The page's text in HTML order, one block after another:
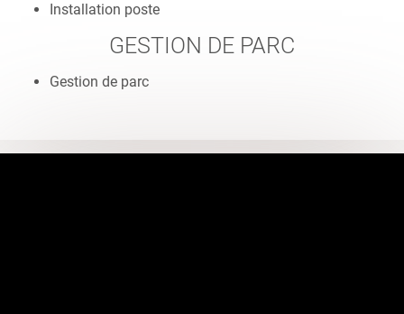
Installation poste
GESTION DE PARC
Gestion de parc